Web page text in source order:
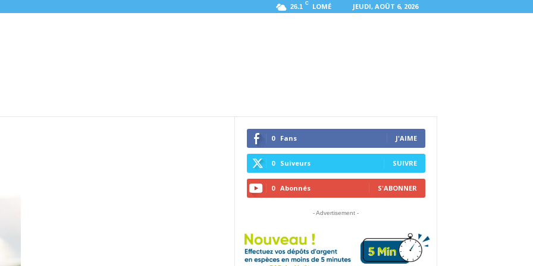
26.1 C LOMÉ JEUDI, AOÛT 6, 2026
0 Fans J'AIME
0 Suiveurs SUIVRE
0 Abonnés S'ABONNER
- Advertisement -